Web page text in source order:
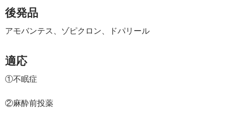
後発品
アモバンテス、ゾピクロン、ドパリール
適応
①不眠症
②麻酔前投薬